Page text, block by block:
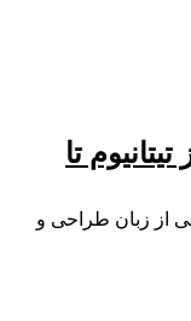
15 پرو؛ از تیتانیوم تا
عالی از زبان طراحی و